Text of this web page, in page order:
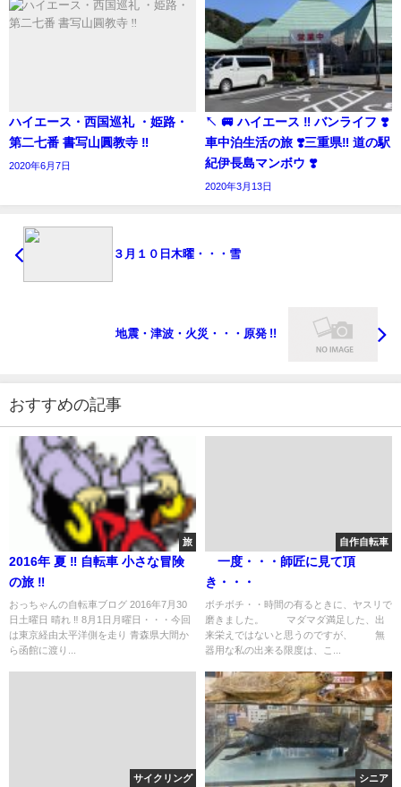
ハイエース・西国巡礼 ・姫路・
第二七番 書写山圓教寺 ‼︎
2020年6月7日
↖️ 🚐 ハイエース ‼️ バンライフ ❣️
車中泊生活の旅 ❣️三重県‼️ 道の駅
紀伊長島マンボウ ❣️
2020年3月13日
３月１０日木曜・・・雪
地震・津波・火災・・・原発 !!
おすすめの記事
旅
2016年 夏 ‼︎ 自転車 小さな冒険
の旅 ‼︎
おっちゃんの自転車ブログ 2016年7月30
日土曜日 晴れ ‼︎ 8月1日月曜日・・・今回
は東京経由太平洋側を走り 青森県大間か
ら函館に渡り...
自作自転車
一度・・・師匠に見て頂
き・・・
ボチボチ・・時間の有るときに、ヤスリで
磨きました。 マダマダ満足した、出
来栄えではないと思うのですが、 無
器用な私の出来る限度は、こ...
サイクリング シニア